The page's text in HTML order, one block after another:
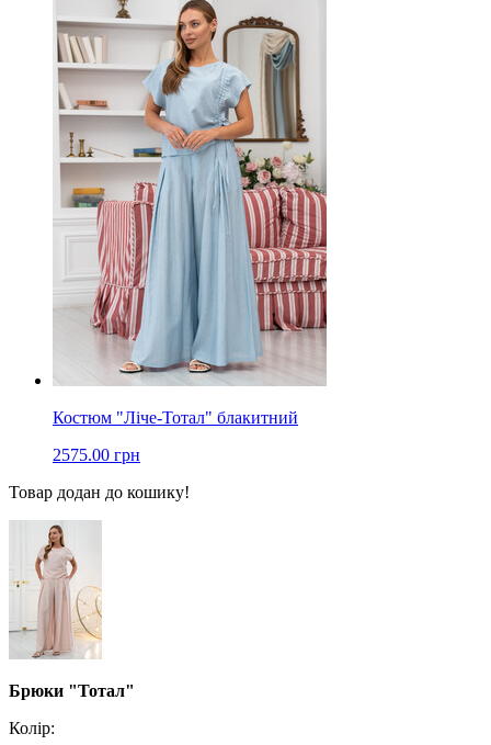
Костюм "Ліче-Тотал" блакитний
2575.00 грн
Товар додан до кошику!
Брюки "Тотал"
Колір: